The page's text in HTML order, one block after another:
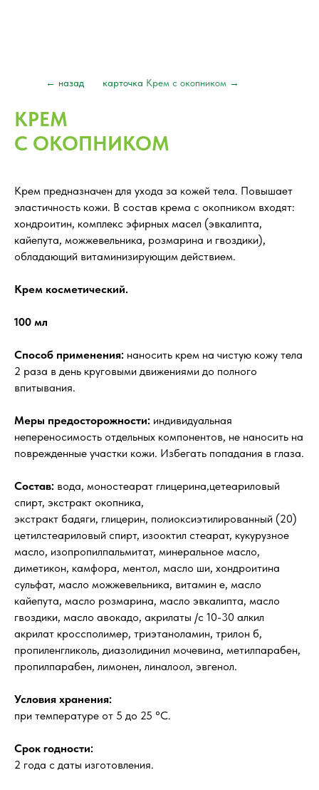
карточка Крем с окопником →
← назад
КРЕМ
С ОКОПНИКОМ
Крем предназначен для ухода за кожей тела. Повышает
эластичность кожи. В состав крема с окопником входят:
хондроитин, комплекс эфирных масел (эвкалипта,
кайепута, можжевельника, розмарина и гвоздики),
обладающий витаминизирующим действием.
Крем косметический.
100 мл
Способ применения: наносить крем на чистую кожу тела
2 раза в день круговыми движениями до полного
впитывания.
Меры предосторожности: индивидуальная
непереносимость отдельных компонентов, не наносить на
поврежденные участки кожи. Избегать попадания в глаза.
Состав: вода, моностеарат глицерина,цетеариловый
спирт, экстракт окопника,
экстракт бадяги, глицерин, полиоксиэтилированный (20)
цетилстеариловый спирт, изооктил стеарат, кукурузное
масло, изопропилпальмитат, минеральное масло,
диметикон, камфора, ментол, масло ши, хондроитина
сульфат, масло можжевельника, витамин е, масло
кайепута, масло розмарина, масло эвкалипта, масло
гвоздики, масло авокадо, акрилаты /с 10-30 алкил
акрилат кроссполимер, триэтаноламин, трилон б,
пропиленгликоль, диазолидинил мочевина, метилпарабен,
пропилпарабен, лимонен, линалоол, эвгенол.
Условия хранения:
при температуре от 5 до 25 °С.
Срок годности:
2 года с даты изготовления.